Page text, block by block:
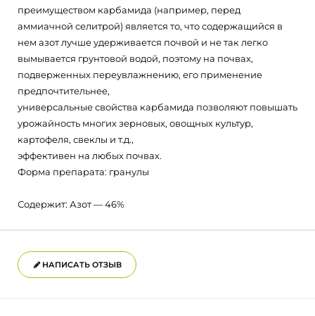
преимуществом карбамида (например, перед
аммиачной селитрой) является то, что содержащийся в
нем азот лучше удерживается почвой и не так легко
вымывается грунтовой водой, поэтому на почвах,
подверженных переувлажнению, его применение
предпочтительнее,
универсальные свойства карбамида позволяют повышать
урожайность многих зерновых, овощных культур,
картофеля, свеклы и т.д.,
эффективен на любых почвах.
Форма препарата: гранулы
Содержит: Азот — 46%
НАПИСАТЬ ОТЗЫВ